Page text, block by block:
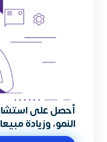
أحصل على
النمو، وزيادة